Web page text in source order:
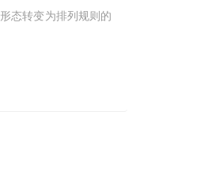
态转变为排列规则的